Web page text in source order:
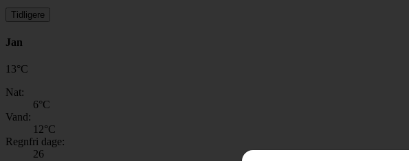
Tidligere
Jan
13°C
Nat:
6°C
Vand:
12°C
Regnfri dage:
26